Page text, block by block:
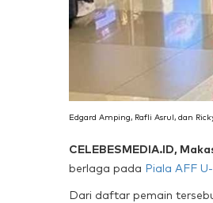
Edgard Amping, Rafli Asrul, dan
CELEBESMEDIA.ID,
berlaga pada Piala AFF
Dari daftar pemain